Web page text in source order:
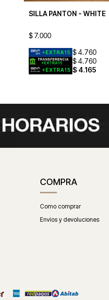
SILLA PANTON - WHITE
$ 7.000
$4.760
$4.760
$ 4.165
COMPRA
Como comprar
Envíos y devoluciones